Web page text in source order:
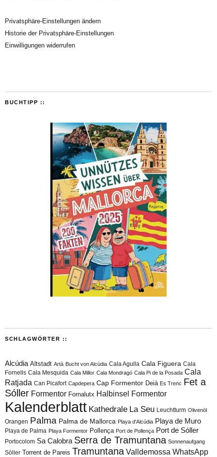
Privatsphäre-Einstellungen ändern
Historie der Privatsphäre-Einstellungen
Einwilligungen widerrufen
BUCHTIPP ::
SCHLAGWÖRTER ::
Alcúdia Altstadt Artà Bucht von Alcúdia Cala Agulla Cala Figuera Cala
Fornells Cala Mesquida Cala Millor Cala Mondragó Cala Pi de la Posada Cala
Ratjada Can Picafort Capdepera Cap Formentor Deià Es Trenc Fet a
Sóller Formentor Fornalutx Halbinsel Formentor
Kalenderblatt Kathedrale La Seu Leuchtturm Olivenöl
Orangen Palma Palma de Mallorca Playa d'Alcúdia Playa de Muro
Playa de Palma Playa Formentor Pollença Port de Pollença Port de Sóller
Portocolom Sa Calobra Serra de Tramuntana Sonnenaufgang
Sòller Torrent de Pareis Tramuntana Valldemossa WhatsApp